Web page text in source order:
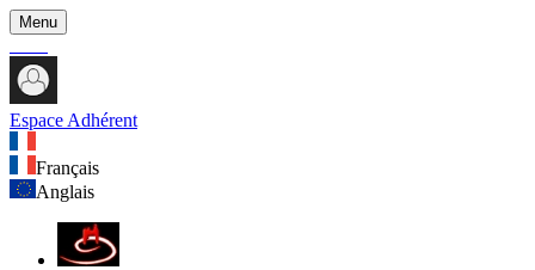
Menu
Espace Adhérent
Français
Anglais